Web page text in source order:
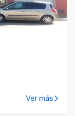
Ver más